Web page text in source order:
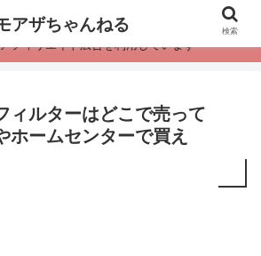
フィリエイト広告を利用しています
ィルターはどこで売って
ホームセンターで買え
アザちゃんねる 検索